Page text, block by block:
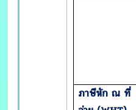
ภาษีหัก ณ ที่